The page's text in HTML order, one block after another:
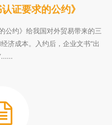
证要求的公约》
公约》给我国对外贸易带来的三
济成本。入约后，企业文书“出